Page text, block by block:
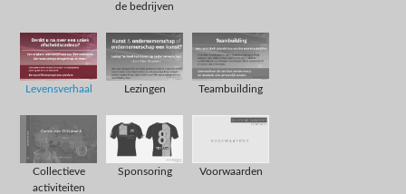
de bedrijven
Levensverhaal Lezingen Teambuilding
Collectieve
activiteiten
Sponsoring Voorwaarden